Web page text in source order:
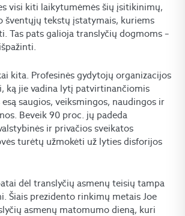
visi kiti laikytumėmės šių įsitikinimų,
šventųjų tekstų įstatymais, kuriems
Tas pats galioja translyčių dogmoms –
kita. Profesinės gydytojų organizacijos
ką jie vadina lytį patvirtinančiomis
saugios, veiksmingos, naudingos ir
Beveik 90 proc. jų padeda
ir privačios sveikatos
turėtų užmokėti už lyties disforijos
dėl translyčių asmenų teisių tampa
Šiais prezidento rinkimų metais Joe
asmenų matomumo dieną, kuri